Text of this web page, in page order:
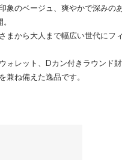
象のベージュ、爽やかで深みの
まから大人まで幅広い世代にフィ
ォレット、Dカン付きラウンド財
ね備えた逸品です。